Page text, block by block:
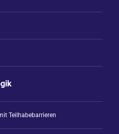
Teilhabebarrieren